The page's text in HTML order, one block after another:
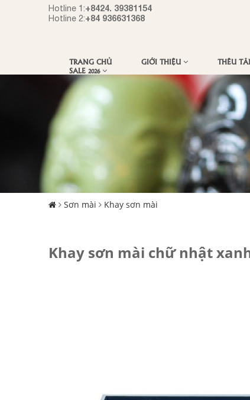
Hotline 1:+8424. 39381154
Hotline 2:+84 936631368
TRANG CHỦ GIỚI THIỆU THÊU
SALE 2026
Sơn mài Khay sơn mài
Khay sơn mài chữ nhật